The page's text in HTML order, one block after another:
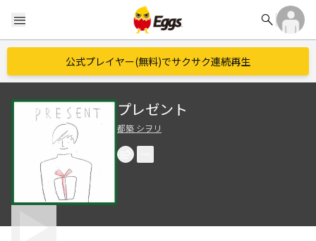
menu search
公式プレイヤー(無料)でサクサク連続再生
プレゼント
都築 シヲリ